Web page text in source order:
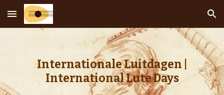
Skip to main content Skip to navigation
Internationale Luitdagen |
International Lute Days